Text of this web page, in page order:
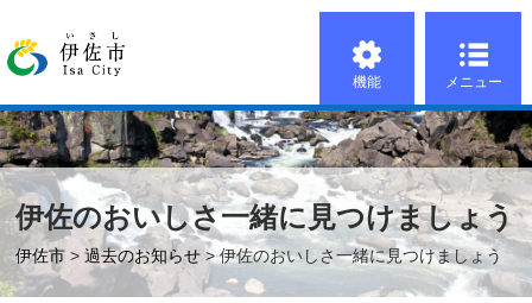
機能 メニュー
伊佐のおいしさ一緒に見つけましょう
伊佐市 >過去のお知らせ > 伊佐のおいしさ一緒に見つけましょう